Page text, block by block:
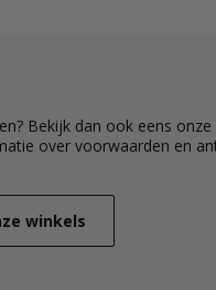
Bekijk dan ook eens
over voorwaarden en
winkels